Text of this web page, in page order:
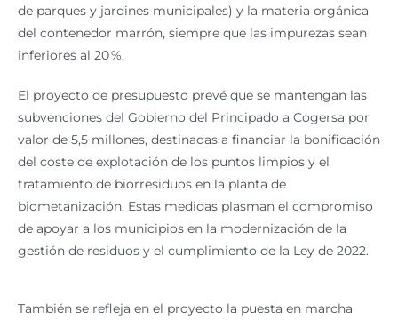
de parques y jardines municipales) y la materia orgánica
del contenedor marrón, siempre que las impurezas sean
inferiores al 20 %.
El proyecto de presupuesto prevé que se mantengan las
subvenciones del Gobierno del Principado a Cogersa por
valor de 5,5 millones, destinadas a financiar la bonificación
del coste de explotación de los puntos limpios y el
tratamiento de biorresiduos en la planta de
biometanización. Estas medidas plasman el compromiso
de apoyar a los municipios en la modernización de la
gestión de residuos y el cumplimiento de la Ley de 2022.
También se refleja en el proyecto la puesta en marcha